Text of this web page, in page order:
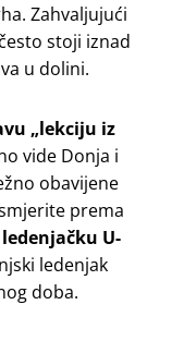
Zahvaljujući
stoji iznad
u dolini.
„lekciju iz
vide Donja i
obavijene
prema
ledenjačku U-
ledenjak
doba.